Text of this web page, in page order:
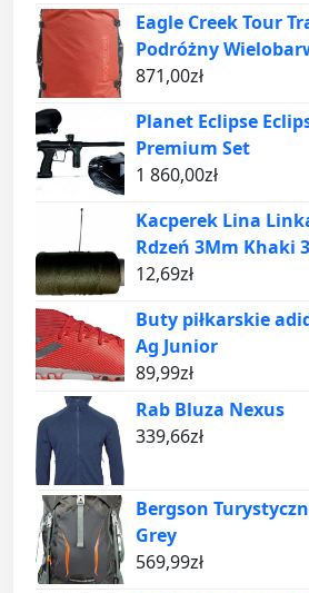
Eagle Creek Tour
Podróżny
871,00zł
Planet Eclipse
Premium Set
1 860,00zł
Kacperek Lina
Rdzeń 3Mm Khaki
12,69zł
Buty piłkarskie
Ag Junior
89,99zł
Rab Bluza Nexus
339,66zł
Bergson
Grey
569,99zł